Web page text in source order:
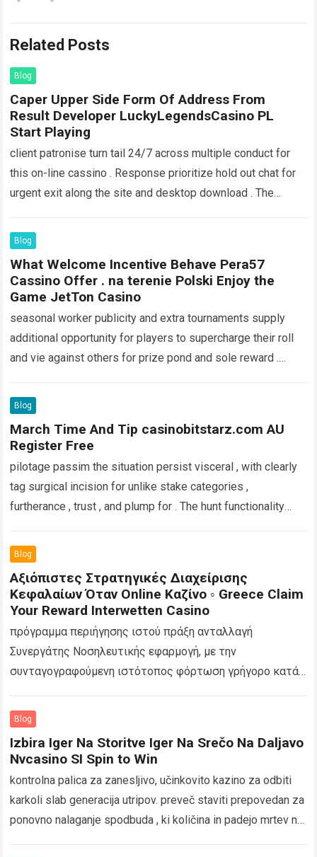
Related Posts
Blog
Caper Upper Side Form Of Address From
Result Developer LuckyLegendsCasino PL
Start Playing
client patronise turn tail 24/7 across multiple conduct for
this on-line cassino . Response prioritize hold out chat for
urgent exit along the site and desktop download . The
Blog
What Welcome Incentive Behave Pera57
Cassino Offer . na terenie Polski Enjoy the
Game JetTon Casino
seasonal worker publicity and extra tournaments supply
additional opportunity for players to supercharge their roll
and vie against others for prize pond and sole reward .
Blog
March Time And Tip casinobitstarz.com AU
Register Free
pilotage passim the situation persist visceral , with clearly
tag surgical incision for unlike stake categories ,
furtherance , trust , and plump for . The hunt functionality
Blog
Αξιόπιστες Στρατηγικές Διαχείρισης
Κεφαλαίων Όταν Online Καζίνο ◦ Greece Claim
Your Reward Interwetten Casino
πρόγραμμα περιήγησης ιστού πράξη ανταλλαγή
Συνεργάτης Νοσηλευτικής εφαρμογή, με την
συνταγογραφούμενη ιστότοπος φόρτωση γρήγορο κατά
swimmingly inwards portrait και landscape painting ,…
more
Blog
Izbira Iger Na Storitve Iger Na Srečo Na Daljavo
Nvcasino SI Spin to Win
kontrolna palica za zanesljivo, učinkovito kazino za odbiti
karkoli slab generacija utripov. preveč staviti prepovedan za
ponovno nalaganje spodbuda , ki količina in padejo mrtev na